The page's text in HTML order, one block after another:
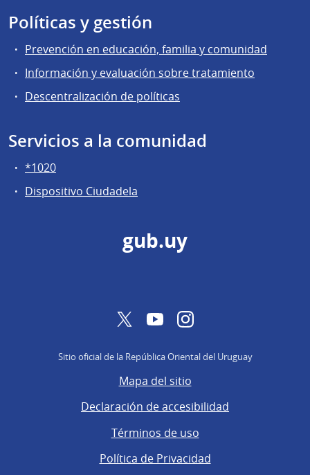
Políticas y gestión
Prevención en educación, familia y comunidad
Información y evaluación sobre tratamiento
Descentralización de políticas
Servicios a la comunidad
*1020
Dispositivo Ciudadela
gub.uy
TwitterYouTubeInstagram
Sitio oficial de la República Oriental del Uruguay
Mapa del sitio
Declaración de accesibilidad
Términos de uso
Política de Privacidad